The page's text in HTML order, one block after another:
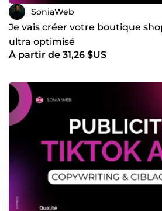
SoniaWeb
Je vais créer votre boutique
ultra optimisé
À partir de 31,26 $US